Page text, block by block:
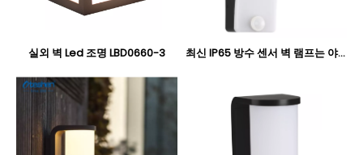
실외 벽 Led 조명 LBD0660-3 최신 IP65 방수 센서 벽 램프는 야외 정원 LBD0670T LBD0670R에 적합합니다.